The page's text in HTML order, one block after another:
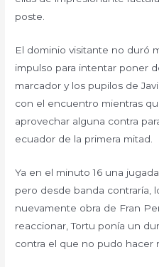
poste.
El dominio visitante no duró
impulso para intentar poner
marcador y los pupilos de
con el encuentro mientras
aprovechar alguna contra
ecuador de la primera mitad.
Ya en el minuto 16 una
pero desde banda contraría,
nuevamente obra de Fran
reaccionar, Tortu ponía un
contra el que no pudo hacer